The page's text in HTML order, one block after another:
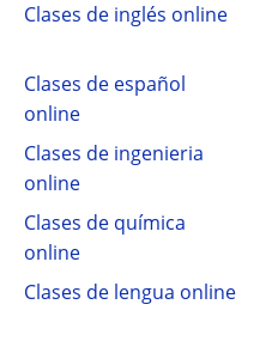
Clases de inglés online
Clases de español
online
Clases de ingenieria
online
Clases de química
online
Clases de lengua online